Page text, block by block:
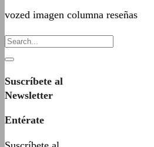
vozed imagen columna reseñas
Suscríbete al
Newsletter
Entérate